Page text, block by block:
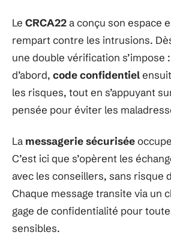
Le CRCA22a conçu son espace
rempart contre les intrusions.
une double vérification s’impose :
d’abord, code confidentiel
les risques, tout en s’appuyant
pensée pour éviter les
La messagerie sécurisée
C’est ici que s’opèrent les
avec les conseillers, sans risque
Chaque message transite via un
gage de confidentialité pour
sensibles.